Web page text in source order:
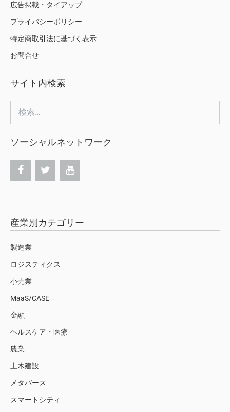
広告掲載・タイアップ
プライバシーポリシー
特定商取引法に基づく表示
お問合せ
サイト内検索
索:
ソーシャルネットワーク
産業別カテゴリー
製造業
ロジスティクス
小売業
MaaS/CASE
金融
ヘルスケア・医療
農業
土木建設
メタバース
スマートシティ